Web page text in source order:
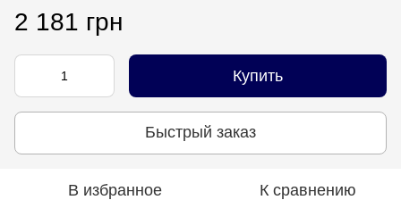
2 181 грн
Купить
Быстрый заказ
В избранное К сравнению